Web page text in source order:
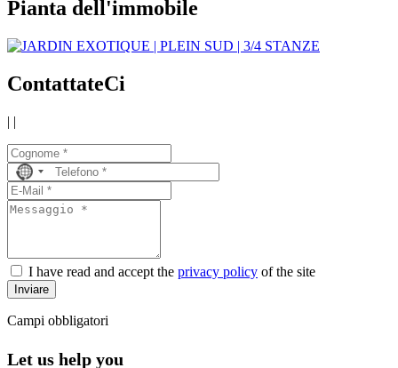
Pianta dell'immobile
ContattateCi
| |
No
country
selected
I have read and accept the privacy policy of the site
Inviare
Campi obbligatori
Let us help you